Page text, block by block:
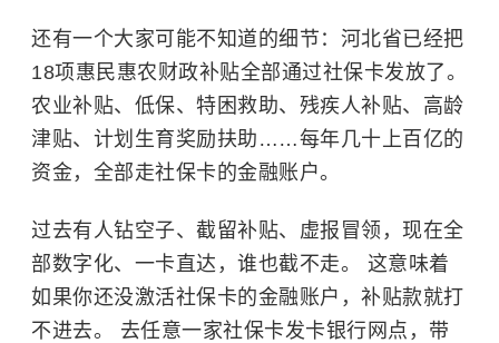
还有一个大家可能不知道的细节：河北省已经把
18项惠民惠农财政补贴全部通过社保卡发放了。
农业补贴、低保、特困救助、残疾人补贴、高龄
津贴、计划生育奖励扶助……每年几十上百亿的
资金，全部走社保卡的金融账户。
过去有人钻空子、截留补贴、虚报冒领，现在全
部数字化、一卡直达，谁也截不走。 这意味着
如果你还没激活社保卡的金融账户，补贴款就打
不进去。 去任意一家社保卡发卡银行网点，带